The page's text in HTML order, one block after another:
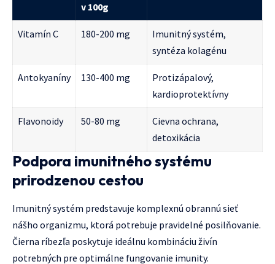
v 100g
Vitamín C 180-200 mg
Imunitný systém,
syntéza kolagénu
Antokyaníny 130-400 mg
Protizápalový,
kardioprotektívny
Flavonoidy 50-80 mg
Cievna ochrana,
detoxikácia
Podpora imunitného systému
prirodzenou cestou
Imunitný systém predstavuje komplexnú obrannú sieť
nášho organizmu, ktorá potrebuje pravidelné posilňovanie.
Čierna ríbezľa poskytuje ideálnu kombináciu živín
potrebných pre optimálne fungovanie imunity.